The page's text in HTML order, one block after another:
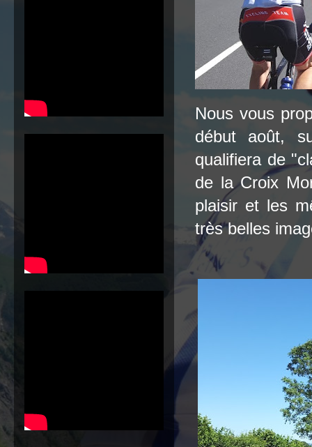
Nous vous
début août,
qualifiera de
de la Croix
plaisir et les
très belles